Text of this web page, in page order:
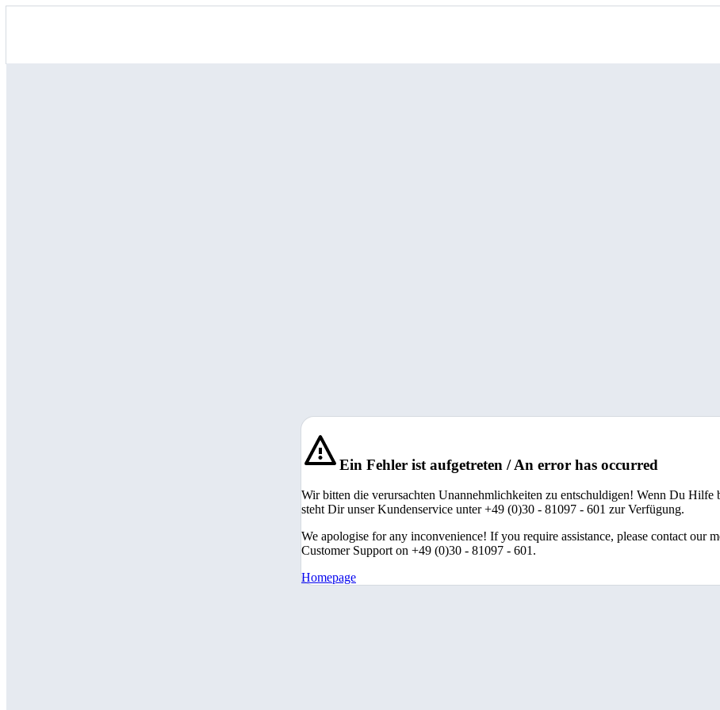
Ein Fehler ist aufgetreten / An error has occurred
Wir bitten die verursachten Unannehmlichkeiten zu entschuldigen! Wenn Du Hilfe
steht Dir unser Kundenservice unter +49 (0)30 - 81097 - 601 zur Verfügung.
We apologise for any inconvenience! If you require assistance, please contact our
Customer Support on +49 (0)30 - 81097 - 601.
Homepage